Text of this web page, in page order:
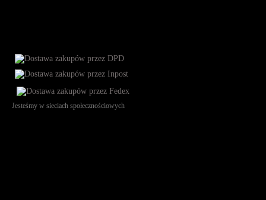
Jesteśmy w sieciach społecznościowych